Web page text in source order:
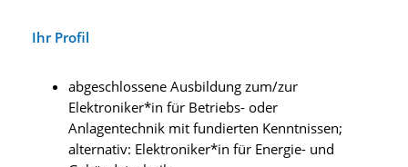
Ihr Profil
abgeschlossene Ausbildung zum/zur
Elektroniker*in für Betriebs- oder
Anlagentechnik mit fundierten Kenntnissen;
alternativ: Elektroniker*in für Energie- und